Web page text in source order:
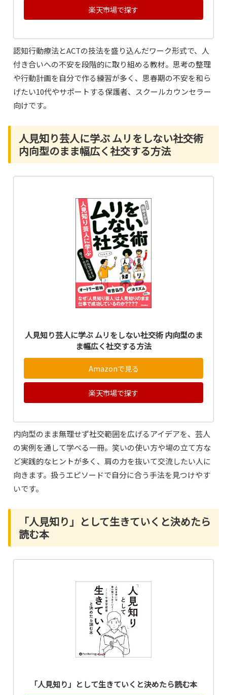
楽天市場で探す
認知行動療法とACTの技法を盛り込んだワーク形式で、人
付き合いへの不安を段階的に取り組める教材。思考の整理
や行動計画を自分で作る練習が多く、思春期の不安を和ら
げたい10代やサポートする保護者、スクールカウンセラー
向けです。
人見知り芸人に学ぶ ムリをしない社交術
内向型のまま幅広く社交する方法
人見知り芸人に学ぶ ムリをしない社交術 内向型のま
ま幅広く社交する方法
Amazonで見る
楽天市場で探す
内向型のまま無理せず社交範囲を広げるアイデアを、芸人
の実例を通して学べる一冊。笑いの使い方や場の立て方な
ど実践的なヒントが多く、肩の力を抜いて交流したい人に
向きます。扱うエピソードで自分に合う手法を見つけやす
いです。
「人見知り」として生きていくと決めたら
読む本
「人見知り」として生きていくと決めたら読む本